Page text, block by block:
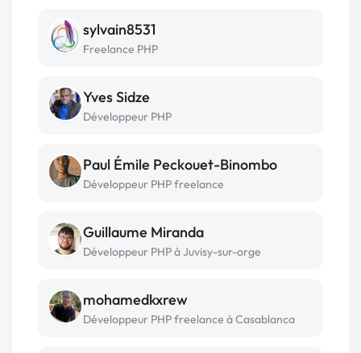
sylvain8531
Freelance PHP
Yves Sidze
Développeur PHP
Paul Émile Peckouet-Binombo
Développeur PHP freelance
Guillaume Miranda
Développeur PHP à Juvisy-sur-orge
mohamedkxrew
Développeur PHP freelance à Casablanca